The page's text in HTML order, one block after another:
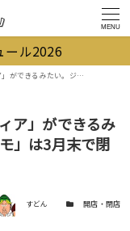
MENU
ール2026
ト店「ミルキッシモ」は3月末で閉店
ア」ができるみ
」は3月末で閉
者 すどん カテゴリー開店・閉店